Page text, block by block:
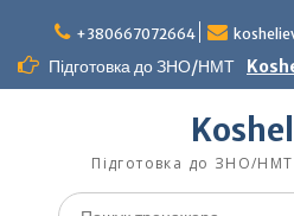
вмісту
+380667072664
Підготовка до ЗНО/НМТ
Підготовка до ЗНО/НМТ
Шукати: